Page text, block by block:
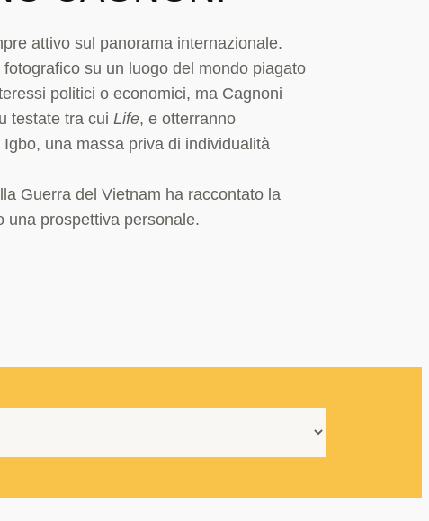
attivo sul panorama internazionale.
su un luogo del mondo piagato
politici o economici, ma Cagnoni
testate tra cui Life, e otterranno
una massa priva di individualità
Guerra del Vietnam ha raccontato la
una prospettiva personale.